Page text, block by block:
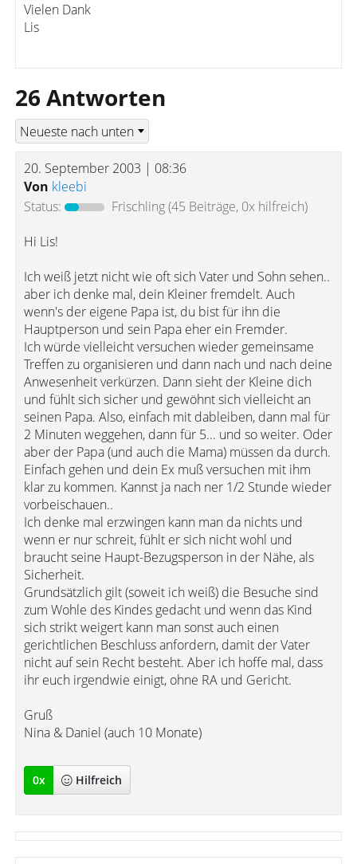
Vielen Dank
Lis
26 Antworten
20. September 2003 | 08:36
Von kleebi
Status:
Frischling(45 Beiträge, 0x hilfreich)
Hi Lis!
Ich weiß jetzt nicht wie oft sich Vater und Sohn sehen..
aber ich denke mal, dein Kleiner fremdelt. Auch
wenn's der eigene Papa ist, du bist für ihn die
Hauptperson und sein Papa eher ein Fremder.
Ich würde vielleicht versuchen wieder gemeinsame
Treffen zu organisieren und dann nach und nach deine
Anwesenheit verkürzen. Dann sieht der Kleine dich
und fühlt sich sicher und gewöhnt sich vielleicht an
seinen Papa. Also, einfach mit dableiben, dann mal für
2 Minuten weggehen, dann für 5... und so weiter. Oder
aber der Papa (und auch die Mama) müssen da durch.
Einfach gehen und dein Ex muß versuchen mit ihm
klar zu kommen. Kannst ja nach ner 1/2 Stunde wieder
vorbeischauen..
Ich denke mal erzwingen kann man da nichts und
wenn er nur schreit, fühlt er sich nicht wohl und
braucht seine Haupt-Bezugsperson in der Nähe, als
Sicherheit.
Grundsätzlich gilt (soweit ich weiß) die Besuche sind
zum Wohle des Kindes gedacht und wenn das Kind
sich strikt weigert kann man sonst auch einen
gerichtlichen Beschluss anfordern, damit der Vater
nicht auf sein Recht besteht. Aber ich hoffe mal, dass
ihr euch irgendwie einigt, ohne RA und Gericht.
Gruß
Nina & Daniel (auch 10 Monate)
0x Hilfreich